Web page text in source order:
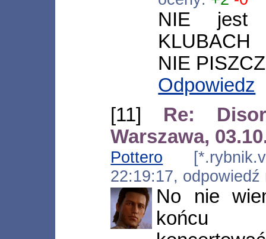
NIE jest
NIE
Odpowiedz
[11] Re:
Warszawa,
Pottero
22:19:17,
No nie
końcu